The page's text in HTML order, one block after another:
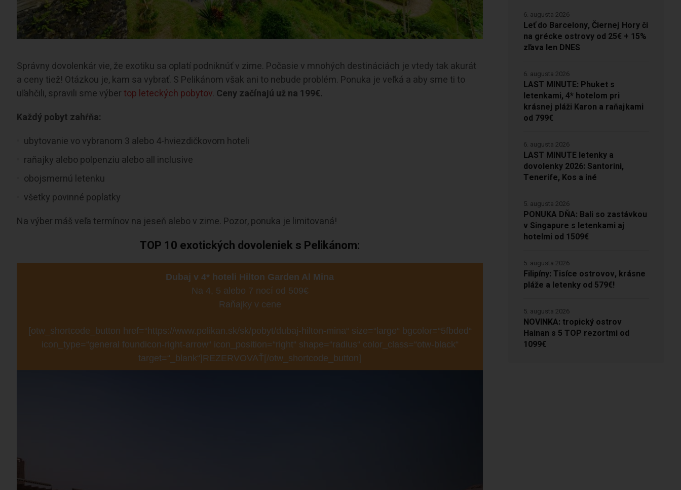
Správny dovolenkár vie, že exotiku sa oplatí podniknúť v zime. Počasie v mnohých destináciách je vtedy tak akurát
a ceny tiež! Otázkou je, kam sa vybrať. S Pelikánom však ani to nebude problém. Ponuka je veľká a aby sme ti to
uľahčili, spravili sme výbertop leteckých pobytov. Ceny začínajú už na 199€.
Každý pobyt zahŕňa:
ubytovanie vo vybranom 3 alebo 4-hviezdičkovom hoteli
raňajky alebo polpenziu alebo all inclusive
obojsmernú letenku
všetky povinné poplatky
Na výber máš veľa termínov na jeseň alebo v zime. Pozor, ponuka je limitovaná!
TOP 10 exotických dovoleniek s Pelikánom:
Dubaj v 4* hoteli Hilton Garden Al Mina
Na 4, 5 alebo 7 nocí od 509€
Raňajky v cene
[otw_shortcode_button href=“https://www.pelikan.sk/sk/pobyt/dubaj-hilton-mina“ size=“large“ bgcolor=“5fbded“
icon_type=“general foundicon-right-arrow“ icon_position=“right“ shape=“radius“ color_class=“otw-black“
target=“_blank“]REZERVOVAŤ[/otw_shortcode_button]
Leť do Barcelony, Čiernej Hory či
na grécke ostrovy od 25€ + 15%
zľava len DNES
6. augusta 2026
LAST MINUTE: Phuket s
letenkami, 4* hotelom pri
krásnej pláži Karon a raňajkami
od 799€
6. augusta 2026
LAST MINUTE letenky a
dovolenky 2026: Santorini,
Tenerife, Kos a iné
6. augusta 2026
PONUKA DŇA: Bali so zastávkou
v Singapure s letenkami aj
hotelmi od 1509€
5. augusta 2026
Filipíny: Tisíce ostrovov, krásne
pláže a letenky od 579€!
5. augusta 2026
NOVINKA: tropický ostrov
Hainan s 5 TOP rezortmi od
1099€
5. augusta 2026